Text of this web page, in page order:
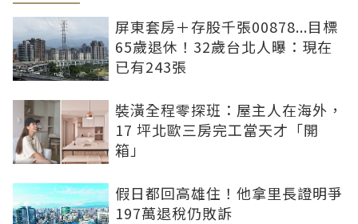
屏東套房＋存股千張00878...目標
65歲退休！32歲台北人曝：現在
已有243張
裝潢全程零探班：屋主人在海外，
17 坪北歐三房完工當天才「開
箱」
假日都回高雄住！他拿里長證明爭
197萬退稅仍敗訴